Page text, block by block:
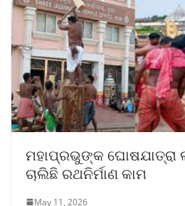
ମହାପ୍ରଭୁଙ୍କ ଘୋଷଯାତ୍ରା
ଚାଲିଛି ରଥନିର୍ମାଣ କାମ
May 11, 2026